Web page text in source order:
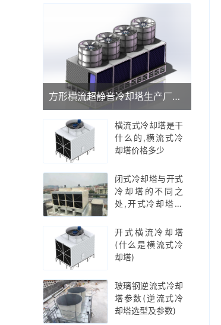
方形横流超静音冷却塔生产厂家(广东品牌冷却塔厂家)
横流式冷却塔是干
什么的,横流式冷
却塔价格多少
闭式冷却塔与开式
冷却塔的不同之
处,开式冷却塔工
开式横流冷却塔
(什么是横流式冷
却塔)
玻璃钢逆流式冷却
塔参数(逆流式冷
却塔选型及参数)